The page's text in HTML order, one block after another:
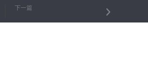
国家安全机关公布三起境外网络攻击窃密案件
下一篇